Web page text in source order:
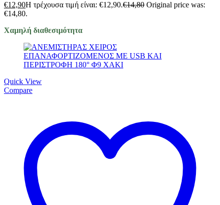
€12,90Η τρέχουσα τιμή είναι: €12,90.€14,80 Original price was:
€14,80.
Χαμηλή διαθεσιμότητα
Quick View
Compare